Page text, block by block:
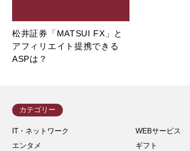
松井証券「MATSUI FX」と
アフィリエイト提携できる
ASPは？
カテゴリー
IT・ネットワーク
WEBサービス
エンタメ
ギフト